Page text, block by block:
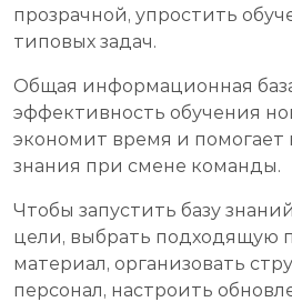
прозрачной, упростить
типовых задач.
Общая информационная
эффективность обучения
экономит время и помогает
знания при смене команды.
Чтобы запустить базу
цели, выбрать подходящую
материал, организовать
персонал, настроить